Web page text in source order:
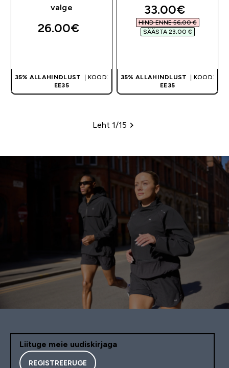
valge
26.00€‎
35% ALLAHINDLUST
| KOOD:
EE35
discounted
33.00€‎
HIND ENNE 56,00 €‎
SÄÄSTA 23,00 €‎
35% ALLAHINDLUST
| KOOD:
EE35
Leheküljed
Leht 1/15
Liituge meie uudiskirjaga
REGISTREERUGE